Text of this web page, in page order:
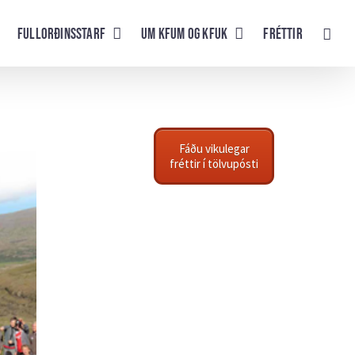
Fullorðinsstarf UM KFUM og KFUK Fréttir
Fáðu vikulegar
fréttir í tölvupósti